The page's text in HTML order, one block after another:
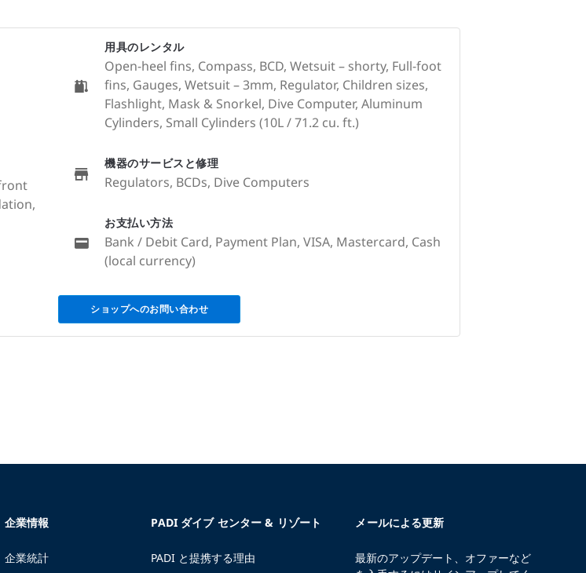
用具のレンタル
Open-heel fins, Compass, BCD, Wetsuit – shorty, Full-foot
fins, Gauges, Wetsuit – 3mm, Regulator, Children sizes,
Flashlight, Mask & Snorkel, Dive Computer, Aluminum
Cylinders, Small Cylinders (10L / 71.2 cu. ft.)
機器のサービスと修理
Regulators, BCDs, Dive Computers
お支払い方法
Bank / Debit Card, Payment Plan, VISA, Mastercard, Cash
(local currency)
ショップへのお問い合わせ
企業情報
企業統計
PADI ダイブ センター & リゾート
PADI と提携する理由
メールによる更新
最新のアップデート、オファーなど